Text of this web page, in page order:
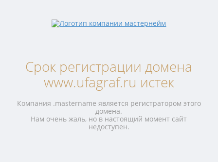
Срок регистрации домена
www.ufagraf.ru истек
Компания .mastername является регистратором этого
домена.
Нам очень жаль, но в настоящий момент сайт
недоступен.